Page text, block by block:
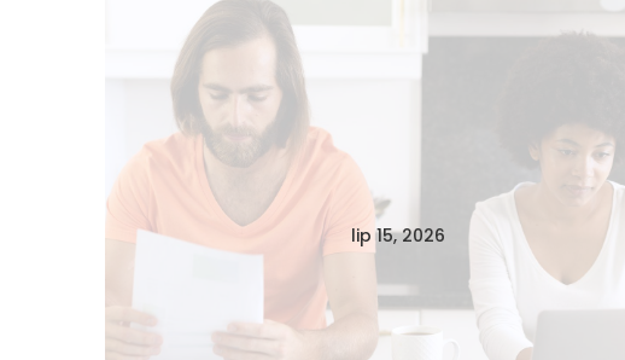
lip 15, 2026